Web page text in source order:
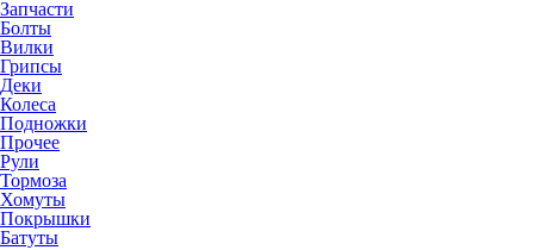
Запчасти
Болты
Вилки
Грипсы
Деки
Колеса
Подножки
Прочее
Рули
Тормоза
Хомуты
Покрышки
Батуты